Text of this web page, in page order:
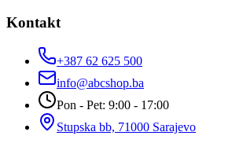
Kontakt
+387 62 625 500
info@abcshop.ba
Pon - Pet: 9:00 - 17:00
Stupska bb, 71000 Sarajevo